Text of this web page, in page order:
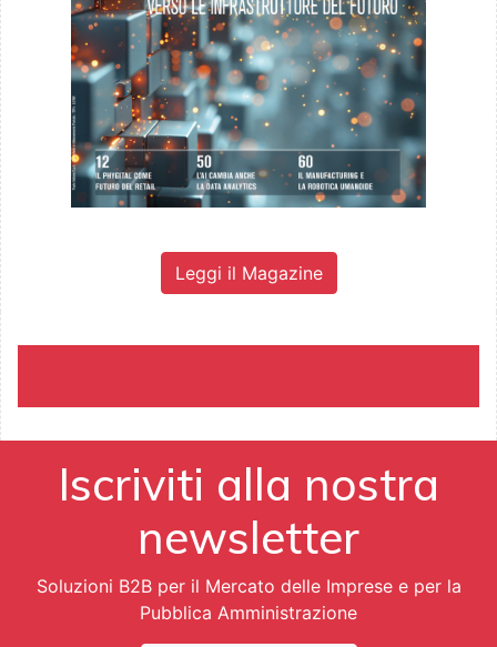
Leggi il Magazine
Iscriviti alla nostra
newsletter
Soluzioni B2B per il Mercato delle Imprese e per la
Pubblica Amministrazione